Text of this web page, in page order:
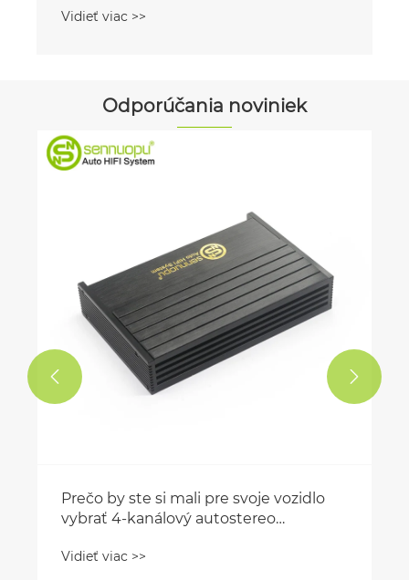
Odporúčania noviniek
 